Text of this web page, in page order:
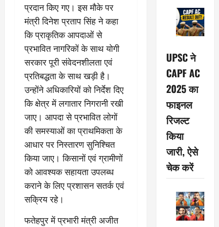
प्रदान किए गए। इस मौके पर
मंत्री दिनेश प्रताप सिंह ने कहा
कि प्राकृतिक आपदाओं से
प्रभावित नागरिकों के साथ योगी
सरकार पूरी संवेदनशीलता एवं
प्रतिबद्धता के साथ खड़ी है।
उन्होंने अधिकारियों को निर्देश दिए
कि क्षेत्र में लगातार निगरानी रखी
जाए। आपदा से प्रभावित लोगों
की समस्याओं का प्राथमिकता के
आधार पर निस्तारण सुनिश्चित
किया जाए। किसानों एवं ग्रामीणों
को आवश्यक सहायता उपलब्ध
कराने के लिए प्रशासन सतर्क एवं
सक्रिय रहे।
फतेहपुर में प्रभारी मंत्री अजीत
UPSC ने
CAPF AC
2025 का
फाइनल
रिजल्ट
किया
जारी, ऐसे
चेक करें